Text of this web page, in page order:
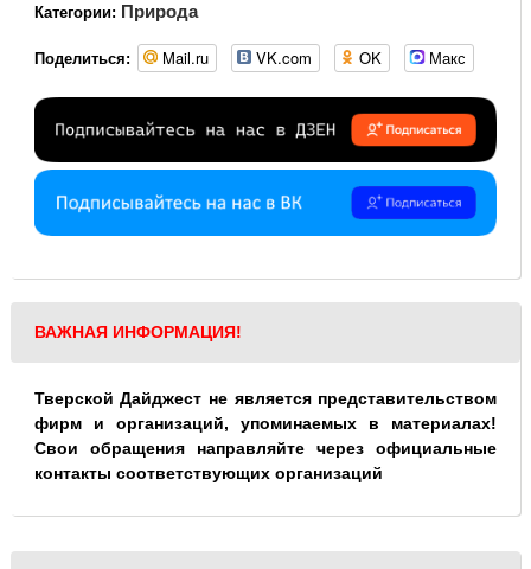
Категории: Природа
Поделиться: Mail.ru VK.com OK Макс
ВАЖНАЯ ИНФОРМАЦИЯ!
Тверской Дайджест не является представительством
фирм и организаций, упоминаемых в материалах!
Свои обращения направляйте через официальные
контакты соответствующих организаций